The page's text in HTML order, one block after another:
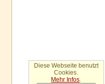
Diese Webseite benutzt
Cookies.
Mehr Infos.